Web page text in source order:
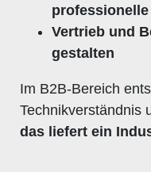
Vertrieb und
gestalten
Im B2B-Bereich
Technikverständnis
das liefert ein